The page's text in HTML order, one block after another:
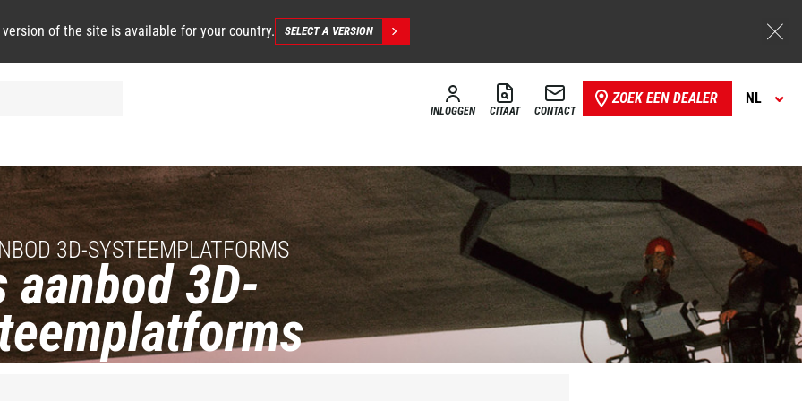
version of the site is available for your country. SELECT A VERSION
INLOGGEN CITAAT CONTACT
ZOEK EEN DEALER NL
3D-SYSTEEMPLATFORMS
aanbod 3D-